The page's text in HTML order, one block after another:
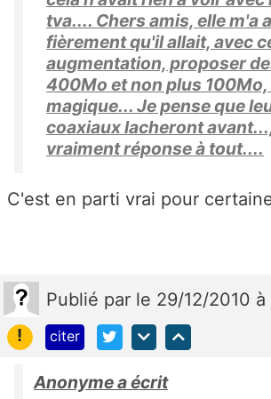
tva.... Chers amis, elle m'a
fièrement qu'il allait, avec
augmentation, proposer
400Mo et non plus
magique... Je pense que
coaxiaux lacheront
vraiment réponse à tout....
C'est en parti vrai pour
Publié par le 29/12/2010 à
!
citer
Anonyme a écrit